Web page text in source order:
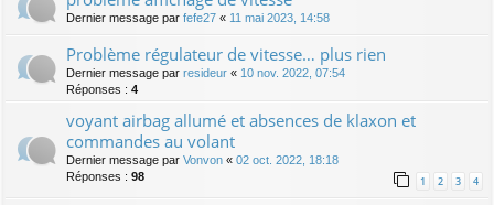
Dernier message par fefe27 « 11 mai 2023, 14:58
Problème régulateur de vitesse… plus rien
Dernier message par resideur « 10 nov. 2022, 07:54
Réponses : 4
voyant airbag allumé et absences de klaxon et
commandes au volant
Dernier message par Vonvon « 02 oct. 2022, 18:18
Réponses : 98 1 2 3 4